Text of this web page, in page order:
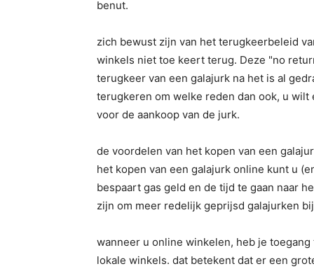
benut.
zich bewust zijn van het terugkeerbeleid
winkels niet toe keert terug. Deze "no
terugkeer van een galajurk na het is al
terugkeren om welke reden dan ook, u
voor de aankoop van de jurk.
de voordelen van het kopen van een
het kopen van een galajurk online kunt u
bespaart gas geld en de tijd te gaan naar
zijn om meer redelijk geprijsd galajurken
wanneer u online winkelen, heb je
lokale winkels. dat betekent dat er een